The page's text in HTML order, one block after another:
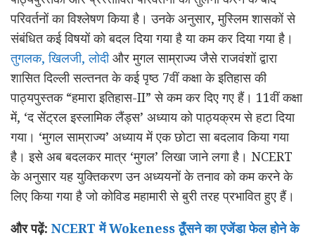
परिवर्तनों का विश्लेषण किया है। उनके अनुसार, मुस्लिम शासकों से
संबंधित कई विषयों को बदल दिया गया है या कम कर दिया गया है।
तुगलक, खिलजी, लोदीऔर मुगल साम्राज्य जैसे राजवंशों द्वारा
शासित दिल्ली सल्तनत के कई पृष्ठ 7वीं कक्षा के इतिहास की
पाठ्यपुस्तक “हमारा इतिहास-II” से कम कर दिए गए हैं। 11वीं कक्षा
में, ‘द सेंट्रल इस्लामिक लैंड्स’ अध्याय को पाठ्यक्रम से हटा दिया
गया। ‘मुगल साम्राज्य’ अध्याय में एक छोटा सा बदलाव किया गया
है। इसे अब बदलकर मात्र ‘मुगल’ लिखा जाने लगा है। NCERT
के अनुसार यह युक्तिकरण उन अध्ययनों के तनाव को कम करने के
लिए किया गया है जो कोविड महामारी से बुरी तरह प्रभावित हुए हैं।
और पढ़ें: NCERT में Wokeness ठूँसने का एजेंडा फेल होने के